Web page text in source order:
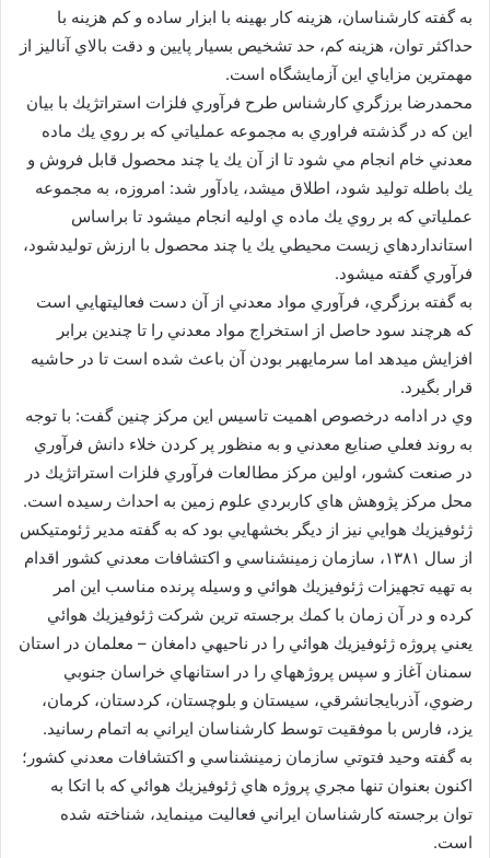
به گفته كارشناسان، هزينه كار بهينه با ابزار ساده و كم هزينه با
حداكثر توان، هزينه كم، حد تشخيص بسيار پايين و دقت بالاي آناليز از
مهمترين مزاياي اين آزمايشگاه است.
محمدرضا برزگري كارشناس طرح فرآوري فلزات استراتژيك با بيان
اين كه در گذشته فراوري به مجموعه عملياتي كه بر روي يك ماده
معدني خام انجام مي شود تا از آن يك يا چند محصول قابل فروش و
يك باطله توليد شود، اطلاق ميشد، يادآور شد: امروزه، به مجموعه
عملياتي كه بر روي يك ماده ي اوليه انجام ميشود تا براساس
استانداردهاي زيست محيطي يك يا چند محصول با ارزش توليدشود،
فرآوري گفته ميشود.
به گفته برزگري، فرآوري مواد معدني از آن دست فعاليتهايي است
كه هرچند سود حاصل از استخراج مواد معدني را تا چندين برابر
افزايش ميدهد اما سرمايهبر بودن آن باعث شده است تا در حاشيه
قرار بگيرد.
وي در ادامه درخصوص اهميت تاسيس اين مركز چنين گفت: با توجه
به روند فعلي صنايع معدني و به منظور پر كردن خلاء دانش فرآوري
در صنعت كشور، اولين مركز مطالعات فرآوري فلزات استراتژيك در
محل مركز پژوهش هاي كاربردي علوم زمين به احداث رسيده است.
ژئوفيزيك هوايي نيز از ديگر بخشهايي بود كه به گفته مدير ژئومتيكس
از سال ۱۳۸۱، سازمان زمينشناسي و اكتشافات معدني كشور اقدام
به تهيه تجهيزات ژئوفيزيك هوائي و وسيله پرنده مناسب اين امر
كرده و در آن زمان با كمك برجسته ترين شركت ژئوفيزيك هوائي
يعني پروژه ژئوفيزيك هوائي را در ناحيهي دامغان – معلمان در استان
سمنان آغاز و سپس پروژههاي را در استانهاي خراسان جنوبي
رضوي، آذربايجانشرقي، سيستان و بلوچستان، كردستان، كرمان،
يزد، فارس با موفقيت توسط كارشناسان ايراني به اتمام رسانيد.
به گفته وحيد فتوتي سازمان زمينشناسي و اكتشافات معدني كشور؛
اكنون بعنوان تنها مجري پروژه هاي ژئوفيزيك هوائي كه با اتكا به
توان برجسته كارشناسان ايراني فعاليت مينمايد، شناخته شده
است.